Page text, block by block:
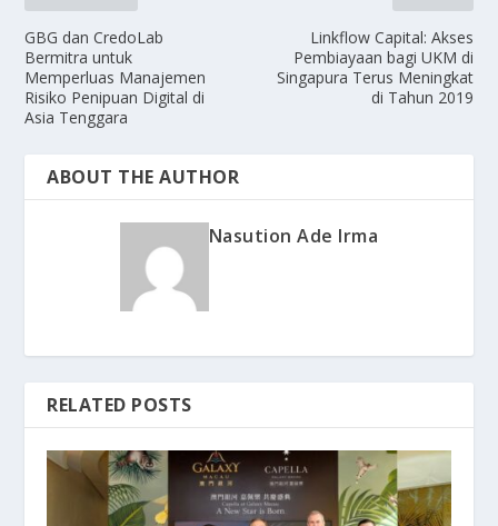
GBG dan CredoLab
Bermitra untuk
Memperluas Manajemen
Risiko Penipuan Digital di
Asia Tenggara
Linkflow Capital: Akses
Pembiayaan bagi UKM di
Singapura Terus Meningkat
di Tahun 2019
ABOUT THE AUTHOR
Nasution Ade Irma
RELATED POSTS